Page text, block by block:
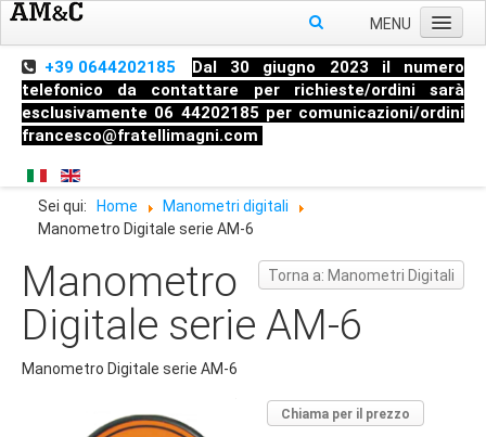
MENU
+39 0644202185
Dal 30 giugno 2023 il numero
telefonico da contattare per richieste/ordini sarà
esclusivamente 06 44202185 per comunicazioni/ordini
francesco@fratellimagni.com
Sei qui: Home
Manometri digitali
Manometro Digitale serie AM-6
Torna a: Manometri Digitali
Manometro
Digitale serie AM-6
Manometro Digitale serie AM-6
Chiama per il prezzo